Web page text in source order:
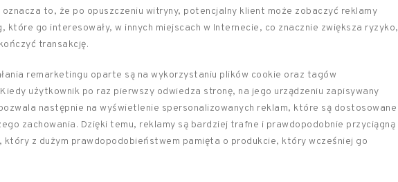
oznacza to, że po opuszczeniu witryny, potencjalny klient może zobaczyć reklamy
które go interesowały, w innych miejscach w Internecie, co znacznie zwiększa ryzyko,
transakcję.
remarketingu oparte są na wykorzystaniu plików cookie oraz tagów
użytkownik po raz pierwszy odwiedza stronę, na jego urządzeniu zapisywany
następnie na wyświetlenie spersonalizowanych reklam, które są dostosowane
zachowania. Dzięki temu, reklamy są bardziej trafne i prawdopodobnie przyciągną
który z dużym prawdopodobieństwem pamięta o produkcie, który wcześniej go